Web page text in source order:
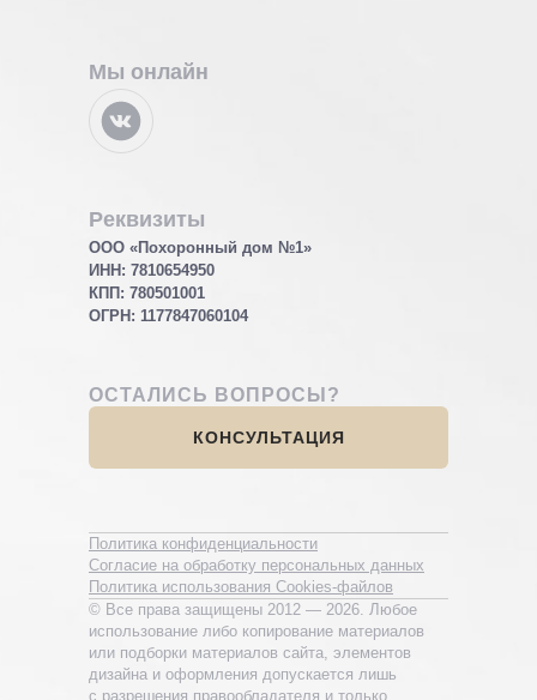
Мы онлайн
ОСТАЛИСЬ ВОПРОСЫ?
КОНСУЛЬТАЦИЯ
Политика конфиденциальности
Согласие на обработку персональных данных
Политика использования Cookies-файлов
© Все права защищены 2012 — 2026. Любое
использование либо копирование материалов
или подборки материалов сайта, элементов
дизайна и оформления допускается лишь
с разрешения правообладателя и только
Реквизиты
ООО «Похоронный дом №1»
ИНН: 7810654950
КПП: 780501001
ОГРН: 1177847060104